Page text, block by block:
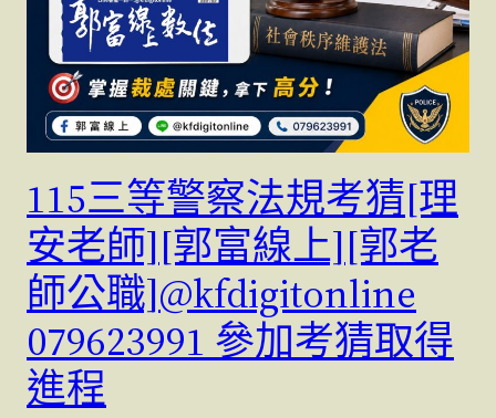
115三等警察法規考猜[理
安老師][郭富線上][郭老
師公職]@kfdigitonline
079623991 參加考猜取得
進程